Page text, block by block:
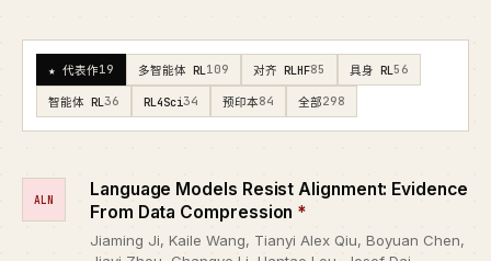
★ 代表作19 多智能体 RL 109 对齐 RLHF85 具身 RL 56
智能体 RL 36 RL4Sci34 预印本84 全部298
ALN
Language Models Resist Alignment: Evidence
From Data Compression *
Jiaming Ji, Kaile Wang, Tianyi Alex Qiu, Boyuan Chen,